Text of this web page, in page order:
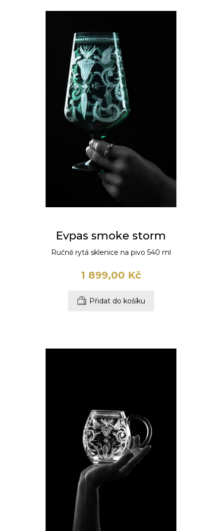
Evpas smoke storm
Ručně rytá sklenice na pivo 540 ml
1 899,00 Kč
Přidat do košíku